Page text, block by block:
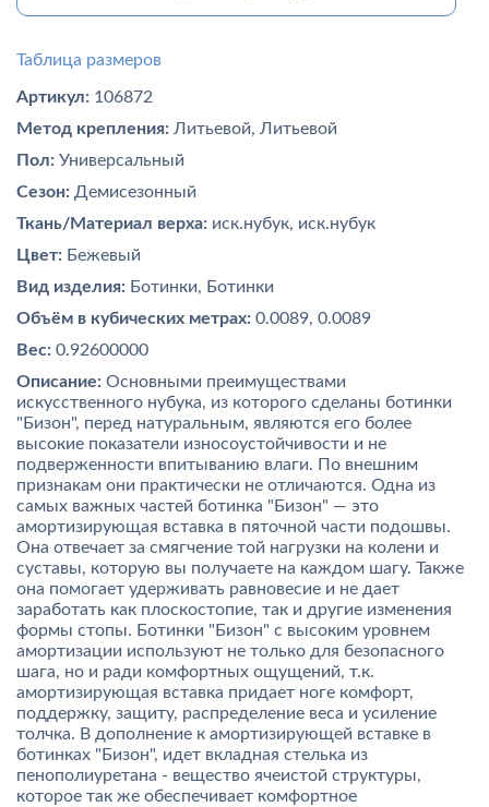
Таблица размеров
Артикул: 106872
Метод крепления: Литьевой, Литьевой
Пол: Универсальный
Сезон: Демисезонный
Ткань/Материал верха: иск.нубук, иск.нубук
Цвет: Бежевый
Вид изделия: Ботинки, Ботинки
Объём в кубических метрах: 0.0089, 0.0089
Вес: 0.92600000
Описание: Основными преимуществами
искусственного нубука, из которого сделаны ботинки
"Бизон", перед натуральным, являются его более
высокие показатели износоустойчивости и не
подверженности впитыванию влаги. По внешним
признакам они практически не отличаются. Одна из
самых важных частей ботинка "Бизон" — это
амортизирующая вставка в пяточной части подошвы.
Она отвечает за смягчение той нагрузки на колени и
суставы, которую вы получаете на каждом шагу. Также
она помогает удерживать равновесие и не дает
заработать как плоскостопие, так и другие изменения
формы стопы. Ботинки "Бизон" с высоким уровнем
амортизации используют не только для безопасного
шага, но и ради комфортных ощущений, т.к.
амортизирующая вставка придает ноге комфорт,
поддержку, защиту, распределение веса и усиление
толчка. В дополнение к амортизирующей вставке в
ботинках "Бизон", идет вкладная стелька из
пенополиуретана - вещество ячеистой структуры,
которое так же обеспечивает комфортное